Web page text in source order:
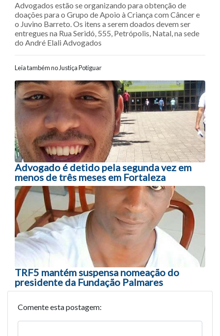
Advogados estão se organizando para obtenção de
doações para o Grupo de Apoio à Criança com Câncer e
o Juvino Barreto. Os itens a serem doados devem ser
entregues na Rua Seridó, 555, Petrópolis, Natal, na sede
do André Elali Advogados
Leia também no Justiça Potiguar
Navegação entre posts
Advogado é detido pela segunda vez em
menos de três meses em Fortaleza
TRF5 mantém suspensa nomeação do
presidente da Fundação Palmares
Comente esta postagem: